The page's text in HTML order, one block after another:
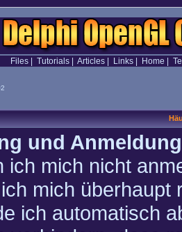
Files| Tutorials| Articles| Links| Home
und Anmeldung
ich mich nicht
mich überhaupt
ich automatisch